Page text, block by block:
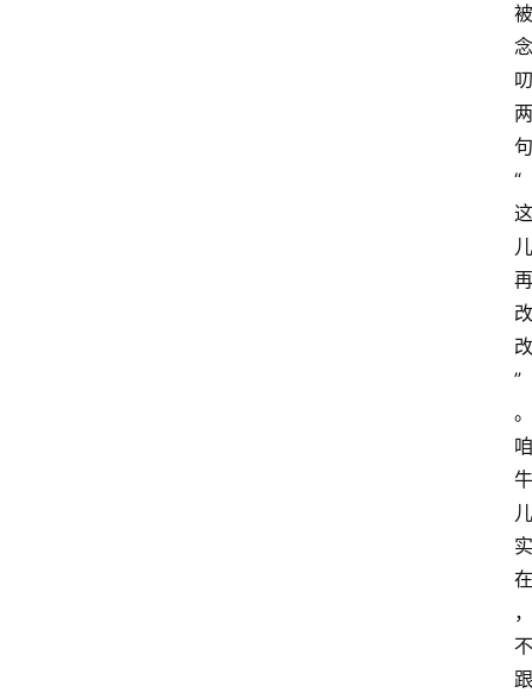
被
念
叨
两
句
“
这
儿
再
改
改
”
。
咱
牛
儿
实
在
，
不
跟